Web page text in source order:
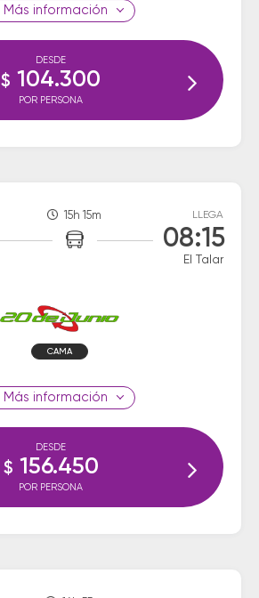
información
DESDE
$ 104.300
POR PERSONA
15h 15m LLEGA
08:15
El Talar
CAMA
información
DESDE
$ 156.450
POR PERSONA